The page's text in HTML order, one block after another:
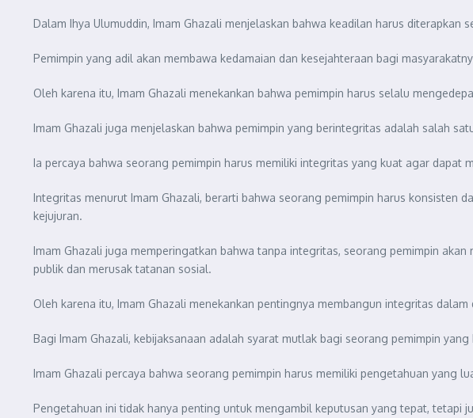
Dalam Ihya Ulumuddin, Imam Ghazali menjelaskan bahwa keadilan harus
Pemimpin yang adil akan membawa kedamaian dan kesejahteraan bagi
Oleh karena itu, Imam Ghazali menekankan bahwa pemimpin harus selalu
Imam Ghazali juga menjelaskan bahwa pemimpin yang berintegritas adalah salah
Ia percaya bahwa seorang pemimpin harus memiliki integritas yang kuat agar dapat
Integritas menurut Imam Ghazali, berarti bahwa seorang pemimpin harus konsisten
kejujuran.
Imam Ghazali juga memperingatkan bahwa tanpa integritas, seorang pemimpin
publik dan merusak tatanan sosial.
Oleh karena itu, Imam Ghazali menekankan pentingnya membangun integritas
Bagi Imam Ghazali, kebijaksanaan adalah syarat mutlak bagi seorang pemimpin yang
Imam Ghazali percaya bahwa seorang pemimpin harus memiliki pengetahuan yang
Pengetahuan ini tidak hanya penting untuk mengambil keputusan yang tepat, tetapi